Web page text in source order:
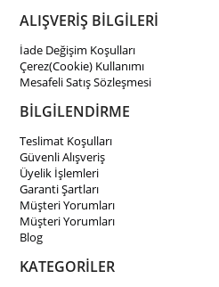
ALIŞVERİŞ BİLGİLERİ
İade Değişim Koşulları
Çerez(Cookie) Kullanımı
Mesafeli Satış Sözleşmesi
BİLGİLENDİRME
Teslimat Koşulları
Güvenli Alışveriş
Üyelik İşlemleri
Garanti Şartları
Müşteri Yorumları
Müşteri Yorumları
Blog
KATEGORİLER